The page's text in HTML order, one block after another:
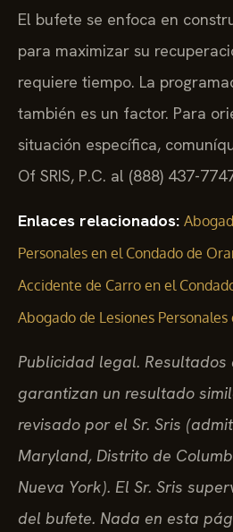
El bufete se enfoca en
para maximizar su
requiere tiempo. La
también es un factor. Para
situación específica,
Of SRIS, P.C. al (888) 437-
Enlaces relacionados:
Personales en el Condado de
Accidente de Carro en el
Abogado de Lesiones
Publicidad legal. Resultados
garantizan un resultado
revisado por el Sr. Sris
Maryland, Distrito de
Nueva York). El Sr. Sris
del bufete. Nada en esta